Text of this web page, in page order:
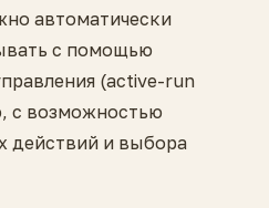
автоматически
с помощью
(active-run
с возможностью
действий и выбора